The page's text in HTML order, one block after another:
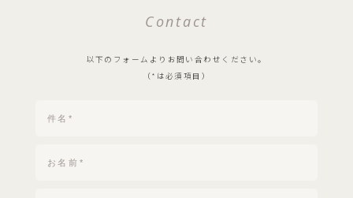
Contact
以下のフォームよりお問い合わせください。
（*は必須項目）